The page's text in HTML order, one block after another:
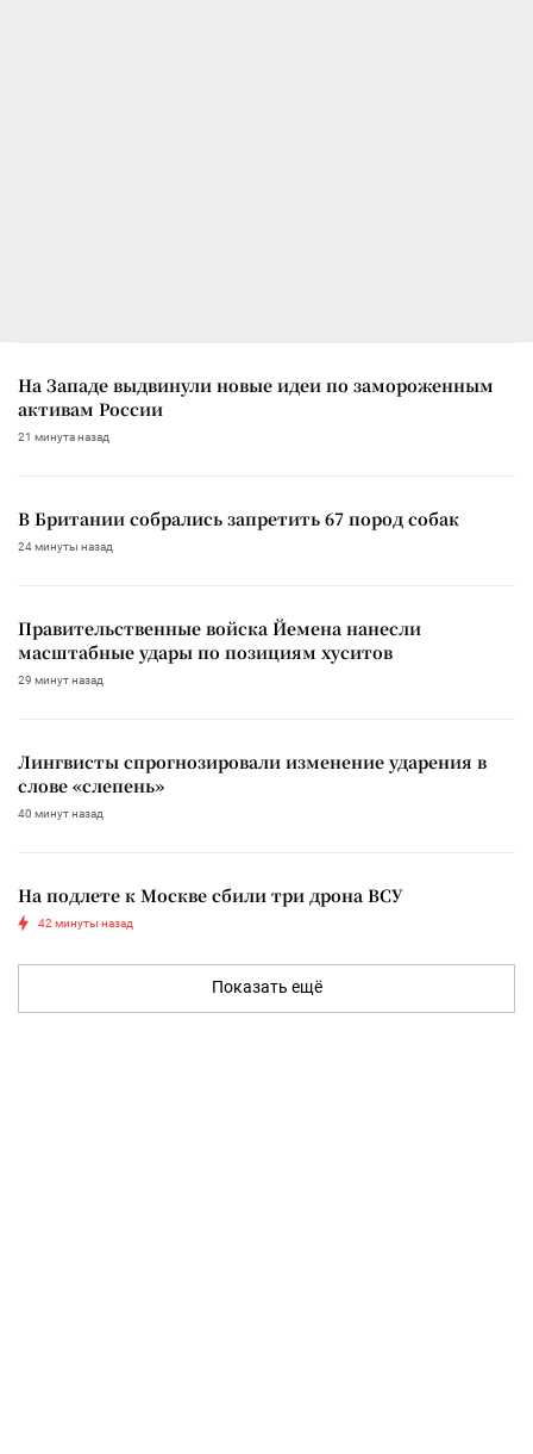
На Западе выдвинули новые идеи по замороженным
активам России
21 минута назад
В Британии собрались запретить 67 пород собак
24 минуты назад
Правительственные войска Йемена нанесли
масштабные удары по позициям хуситов
29 минут назад
Лингвисты спрогнозировали изменение ударения в
слове «слепень»
40 минут назад
На подлете к Москве сбили три дрона ВСУ
42 минуты назад
Показать ещё